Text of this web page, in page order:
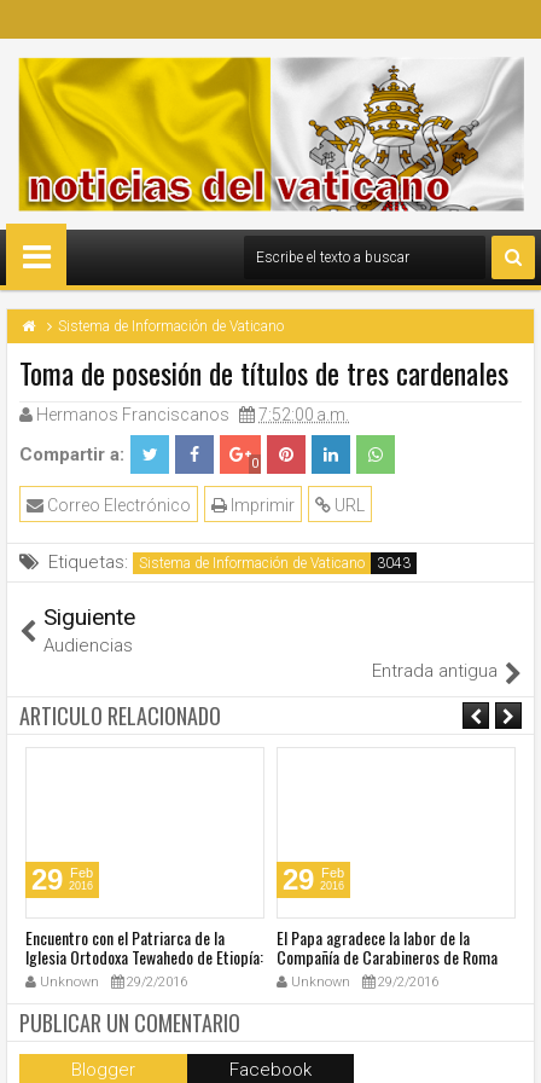
Sistema de Información de Vaticano
Toma de posesión de títulos de tres cardenales
Hermanos Franciscanos 7:52:00 a.m.
Compartir a: 0
URL
Imprimir
Correo Electrónico
Etiquetas: Sistema de Información de Vaticano
Siguiente
Audiencias
Entrada antigua
ARTICULO RELACIONADO
29 Feb
2016
Encuentro con el Patriarca de la
Iglesia Ortodoxa Tewahedo de Etiopía:
Un nuevo tiempo de amistad
fraternal
Unknown 29/2/2016
29 Feb
2016
El Papa agradece la labor de la
Compañía de Carabineros de Roma
San Pedro
Unknown 29/2/2016
PUBLICAR UN COMENTARIO
Blogger Facebook